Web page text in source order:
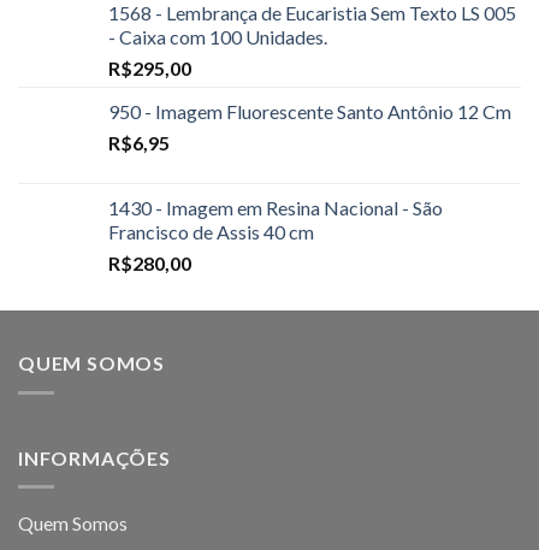
1568 - Lembrança de Eucaristia Sem Texto LS 005
- Caixa com 100 Unidades.
R$295,00
950 - Imagem Fluorescente Santo Antônio 12 Cm
R$6,95
1430 - Imagem em Resina Nacional - São
Francisco de Assis 40 cm
R$280,00
QUEM SOMOS
INFORMAÇÕES
Quem Somos